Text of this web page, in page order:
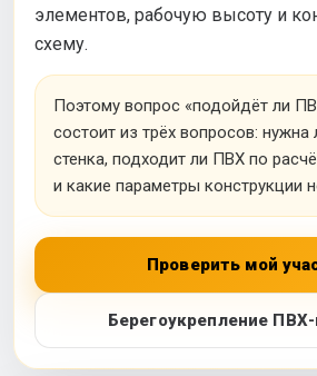
элементов, рабочую высоту и
схему.
Поэтому вопрос «подойдёт ли
состоит из трёх вопросов: нужна
стенка, подходит ли ПВХ по
и какие параметры конструкции
Проверить мой
Берегоукрепление